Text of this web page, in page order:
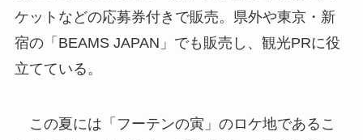
ケットなどの応募券付きで販売。県外や東京・新
宿の「BEAMS JAPAN」でも販売し、観光PRに役
立てている。
この夏には「フーテンの寅」のロケ地であるこ